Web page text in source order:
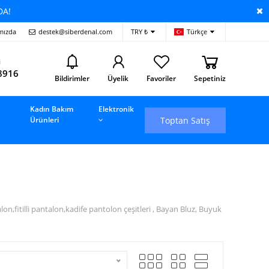
destek@siberdenal.com TRY ₺ Türkçe
Bildirimler Üyelik Favoriler Sepetiniz
Kadın Bakım
Ürünleri
Elektronik
Toptan Satış
pantalon,kadife pantolon çeşitleri , Bayan Bluz, Buyuk